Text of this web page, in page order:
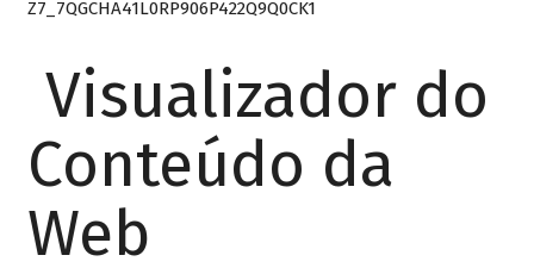
Z7_7QGCHA41L0RP906P422Q9Q0CK1
Visualizador do
Conteúdo da
Web